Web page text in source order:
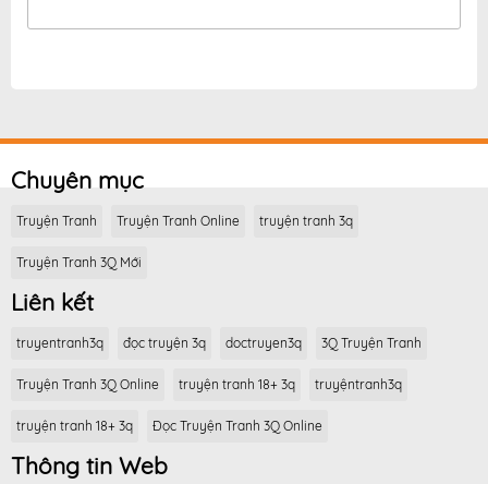
Chuyên mục
Truyện Tranh Truyện Tranh Online truyện tranh 3q
Truyện Tranh 3Q Mới
Liên kết
truyentranh3q đọc truyện 3q doctruyen3q 3Q Truyện Tranh
Truyện Tranh 3Q Online truyện tranh 18+ 3q truyệntranh3q
truyện tranh 18+ 3q Đọc Truyện Tranh 3Q Online
Thông tin Web